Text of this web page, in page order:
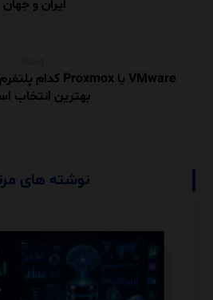
ایران و جهان
بهترین انتخاب
نوشته های